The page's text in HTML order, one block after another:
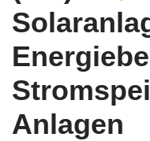
Anlagen